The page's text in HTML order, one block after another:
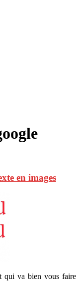
en images
qui va bien vous faire